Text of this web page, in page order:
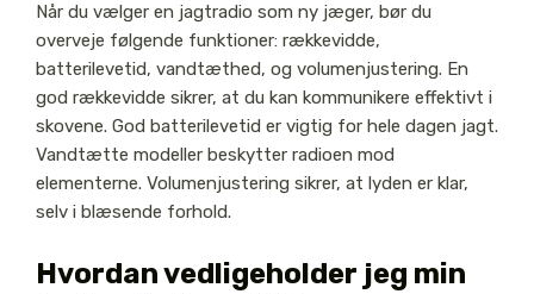
Når du vælger en jagtradio som ny jæger, bør du
overveje følgende funktioner: rækkevidde,
batterilevetid, vandtæthed, og volumenjustering. En
god rækkevidde sikrer, at du kan kommunikere effektivt i
skovene. God batterilevetid er vigtig for hele dagen jagt.
Vandtætte modeller beskytter radioen mod
elementerne. Volumenjustering sikrer, at lyden er klar,
selv i blæsende forhold.
Hvordan vedligeholder jeg min